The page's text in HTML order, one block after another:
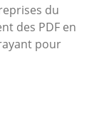
du
des PDF en
pour